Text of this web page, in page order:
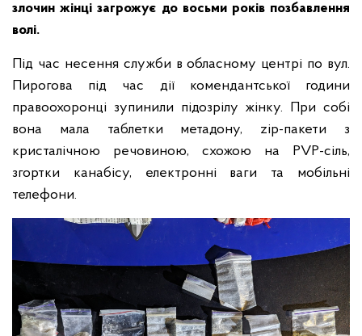
злочин жінці загрожує до восьми років позбавлення
волі.
Під час несення служби в обласному центрі по вул.
Пирогова під час дії комендантської години
правоохоронці зупинили підозрілу жінку. При собі
вона мала таблетки метадону, zip-пакети з
кристалічною речовиною, схожою на PVP-сіль,
згортки канабісу, електронні ваги та мобільні
телефони.